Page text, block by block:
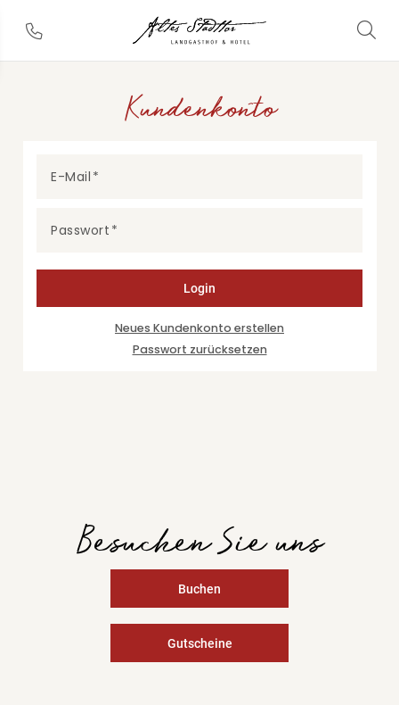
Kundenkonto
E-Mail
Passwort
Login
Neues Kundenkonto erstellen
Passwort zurücksetzen
Besuchen Sie uns
Buchen
Gutscheine